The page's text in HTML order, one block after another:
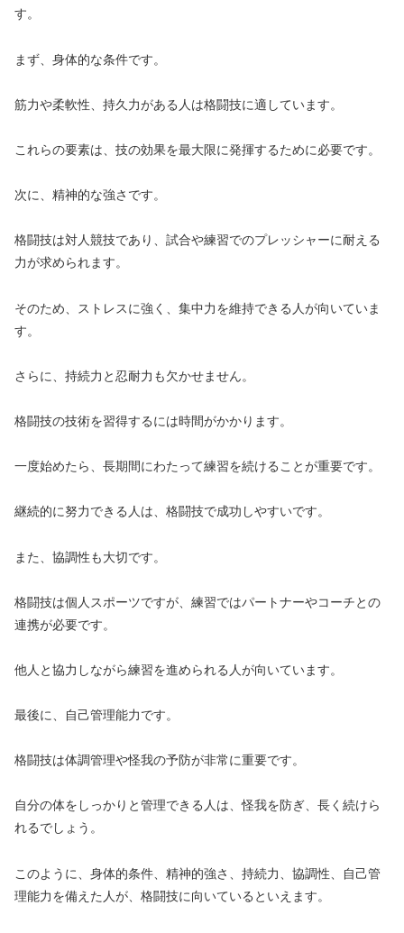
す。
まず、身体的な条件です。
筋力や柔軟性、持久力がある人は格闘技に適しています。
これらの要素は、技の効果を最大限に発揮するために必要です。
次に、精神的な強さです。
格闘技は対人競技であり、試合や練習でのプレッシャーに耐える
力が求められます。
そのため、ストレスに強く、集中力を維持できる人が向いていま
す。
さらに、持続力と忍耐力も欠かせません。
格闘技の技術を習得するには時間がかかります。
一度始めたら、長期間にわたって練習を続けることが重要です。
継続的に努力できる人は、格闘技で成功しやすいです。
また、協調性も大切です。
格闘技は個人スポーツですが、練習ではパートナーやコーチとの
連携が必要です。
他人と協力しながら練習を進められる人が向いています。
最後に、自己管理能力です。
格闘技は体調管理や怪我の予防が非常に重要です。
自分の体をしっかりと管理できる人は、怪我を防ぎ、長く続けら
れるでしょう。
このように、身体的条件、精神的強さ、持続力、協調性、自己管
理能力を備えた人が、格闘技に向いているといえます。